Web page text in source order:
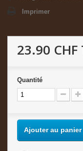
Imprimer
23.90 CHF
Quantité
Ajouter au panier